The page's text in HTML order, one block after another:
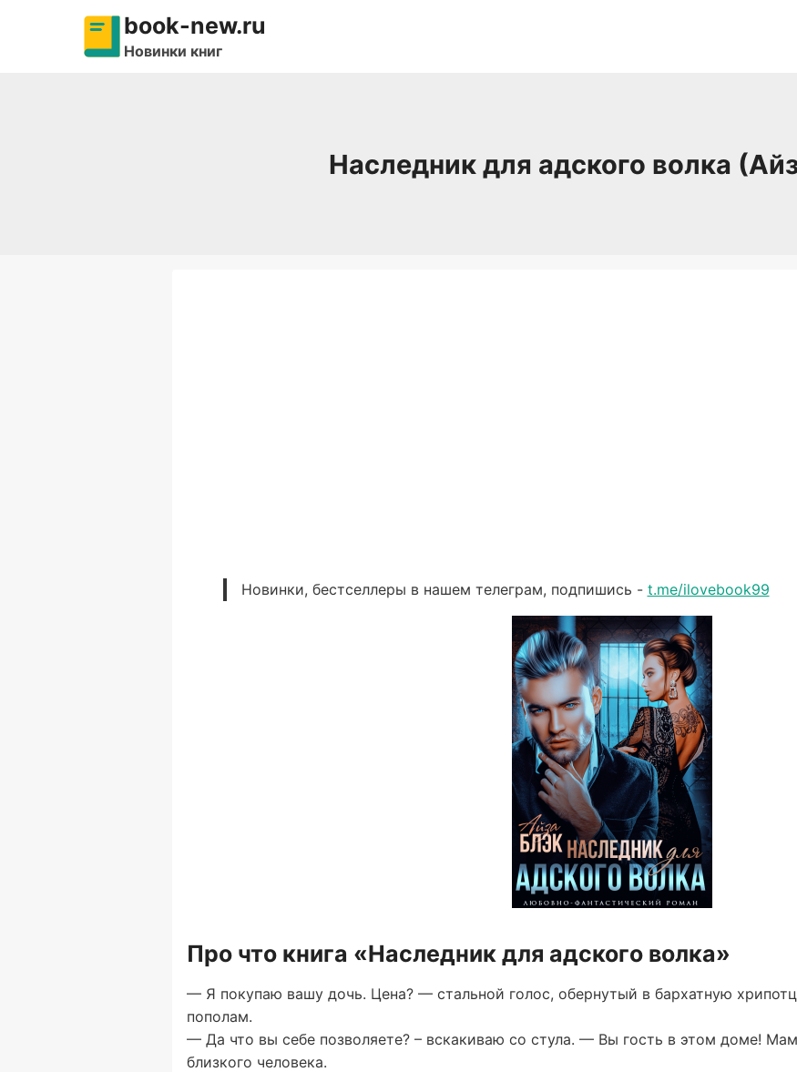
содержимому
book-new.ru
Новинки книг
Наследник для адского волка
Новинки, бестселлеры в нашем телеграм, подпишись - t.me/ilovebook99
Про что книга «Наследник для адского волка»
— Я покупаю вашу дочь. Цена? — стальной голос, обернутый в бархатную
пополам.
— Да что вы себе позволяете? – вскакиваю со стула. — Вы гость в этом доме!
близкого человека.